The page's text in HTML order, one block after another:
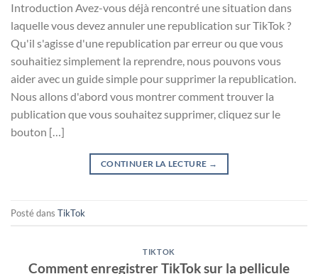
Introduction Avez-vous déjà rencontré une situation dans
laquelle vous devez annuler une republication sur TikTok ?
Qu'il s'agisse d'une republication par erreur ou que vous
souhaitiez simplement la reprendre, nous pouvons vous
aider avec un guide simple pour supprimer la republication.
Nous allons d'abord vous montrer comment trouver la
publication que vous souhaitez supprimer, cliquez sur le
bouton […]
CONTINUER LA LECTURE →
Posté dans TikTok
TIKTOK
Comment enregistrer TikTok sur la pellicule